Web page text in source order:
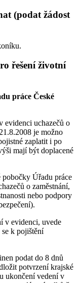
(podat žádost
řešení životní
práce České
evidenci uchazečů o
je možno
zaplatit i po
mají být doplacené
Úřadu práce
o zaměstnání,
nebo podpory
v evidenci, uvede
k pojištění
podat do 8 dnů
potvrzení krajské
ukončení vedení v